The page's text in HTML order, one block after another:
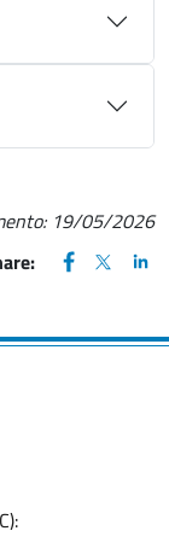
19/05/2026
FACEBOOK
(apre una
X
(apre